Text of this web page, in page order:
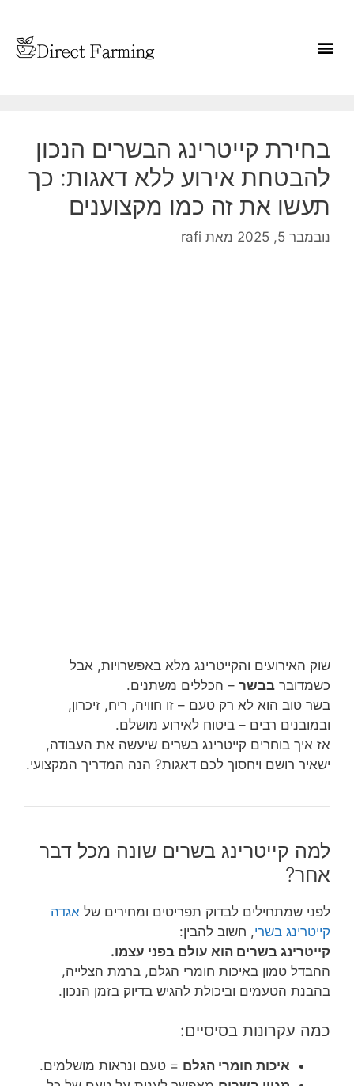
בחירת קייטרינג הבשרים הנכון
להבטחת אירוע ללא דאגות: כך
תעשו את זה כמו מקצוענים
נובמבר 5, 2025 מאת rafi
שוק האירועים והקייטרינג מלא באפשרויות, אבל
כשמדובר בבשר – הכללים משתנים.
בשר טוב הוא לא רק טעם – זו חוויה, ריח, זיכרון,
ובמובנים רבים – ביטוח לאירוע מושלם.
אז איך בוחרים קייטרינג בשרים שיעשה את העבודה,
ישאיר רושם ויחסוך לכם דאגות? הנה המדריך המקצועי.
למה קייטרינג בשרים שונה מכל דבר
אחר?
לפני שמתחילים לבדוק תפריטים ומחירים של אגדה
קייטרינג בשרי, חשוב להבין:
קייטרינג בשרים הוא עולם בפני עצמו.
ההבדל טמון באיכות חומרי הגלם, ברמת הצלייה,
בהבנת הטעמים וביכולת להגיש בדיוק בזמן הנכון.
כמה עקרונות בסיסיים:
איכות חומרי הגלם = טעם ונראות מושלמים.